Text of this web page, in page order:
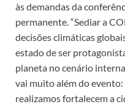
às demandas da
permanente. “Sediar a
decisões climáticas
estado de ser
planeta no cenário
vai muito além do evento:
realizamos fortalecem a